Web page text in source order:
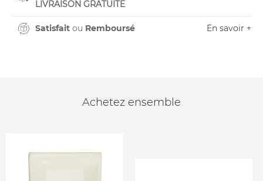
LIVRAISON GRATUITE
Satisfait ou Remboursé En savoir +
Achetez ensemble